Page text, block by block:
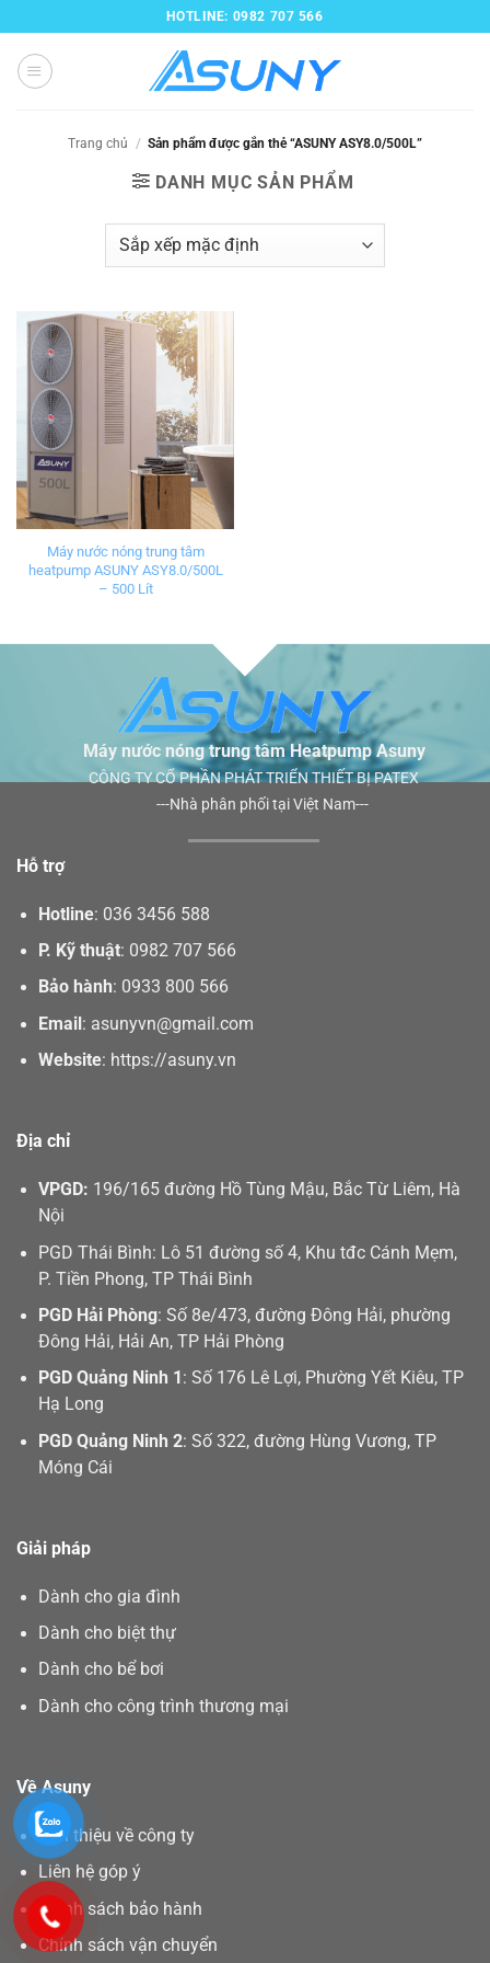
qua
nội
dung
HOTLINE: 0982 707 566
Trang chủ / Sản phẩm được gắn thẻ “ASUNY ASY8.0/500L”
DANH MỤC SẢN PHẨM
Máy nước nóng trung tâm
heatpump ASUNY ASY8.0/500L
– 500 Lít
Máy nước nóng trung tâm Heatpump Asuny
CÔNG TY CỔ PHẦN PHÁT TRIỂN THIẾT BỊ PATEX
---Nhà phân phối tại Việt Nam---
Hỗ trợ
Hotline: 036 3456 588
P. Kỹ thuật: 0982 707 566
Bảo hành: 0933 800 566
Email : asunyvn@gmail.com
Website: https://asuny.vn
Địa chỉ
VPGD: 196/165 đường Hồ Tùng Mậu, Bắc Từ Liêm, Hà
Nội
PGD Thái Bình: Lô 51 đường số 4, Khu tđc Cánh Mẹm,
P. Tiền Phong, TP Thái Bình
PGD Hải Phòng: Số 8e/473, đường Đông Hải, phường
Đông Hải, Hải An, TP Hải Phòng
PGD Quảng Ninh 1 : Số 176 Lê Lợi, Phường Yết Kiêu, TP
Hạ Long
PGD Quảng Ninh 2: Số 322, đường Hùng Vương, TP
Móng Cái
Giải pháp
Dành cho gia đình
Dành cho biệt thự
Dành cho bể bơi
Dành cho công trình thương mại
Về Asuny
Giới thiệu về công ty
Liên hệ góp ý
Chính sách bảo hành
Chính sách vận chuyển